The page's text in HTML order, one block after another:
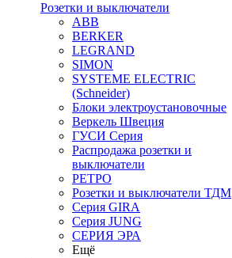
Розетки и выключатели
ABB
BERKER
LEGRAND
SIMON
SYSTEME ELECTRIC
(Schneider)
Блоки электроустановочные
Веркель Швеция
ГУСИ Серия
Распродажа розетки и
выключатели
РЕТРО
Розетки и выключатели ТДМ
Серия GIRA
Серия JUNG
СЕРИЯ ЭРА
Ещё